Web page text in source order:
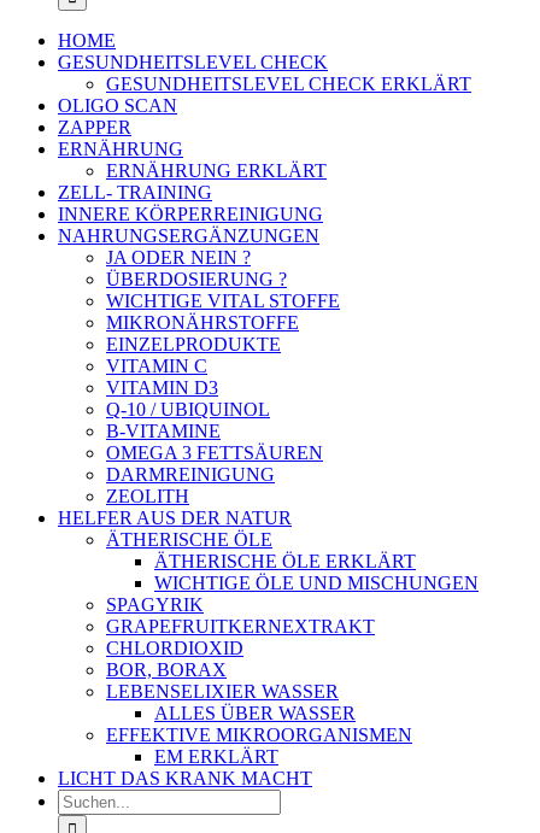
HOME
GESUNDHEITSLEVEL CHECK
GESUNDHEITSLEVEL CHECK ERKLÄRT
OLIGO SCAN
ZAPPER
ERNÄHRUNG
ERNÄHRUNG ERKLÄRT
ZELL- TRAINING
INNERE KÖRPERREINIGUNG
NAHRUNGSERGÄNZUNGEN
JA ODER NEIN ?
ÜBERDOSIERUNG ?
WICHTIGE VITAL STOFFE
MIKRONÄHRSTOFFE
EINZELPRODUKTE
VITAMIN C
VITAMIN D3
Q-10 / UBIQUINOL
B-VITAMINE
OMEGA 3 FETTSÄUREN
DARMREINIGUNG
ZEOLITH
HELFER AUS DER NATUR
ÄTHERISCHE ÖLE
ÄTHERISCHE ÖLE ERKLÄRT
WICHTIGE ÖLE UND MISCHUNGEN
SPAGYRIK
GRAPEFRUITKERNEXTRAKT
CHLORDIOXID
BOR, BORAX
LEBENSELIXIER WASSER
ALLES ÜBER WASSER
EFFEKTIVE MIKROORGANISMEN
EM ERKLÄRT
LICHT DAS KRANK MACHT
Suche
nach: